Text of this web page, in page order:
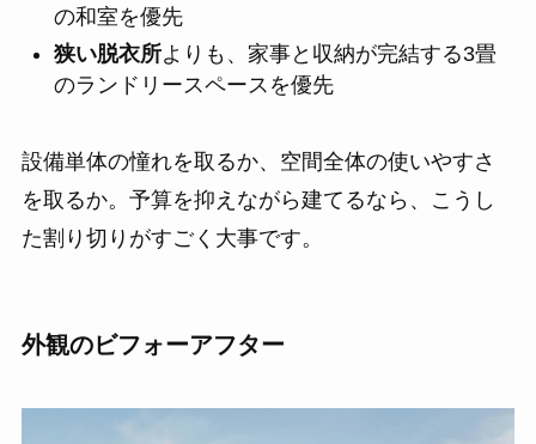
の和室を優先
狭い脱衣所よりも、家事と収納が完結する3畳
のランドリースペースを優先
設備単体の憧れを取るか、空間全体の使いやすさ
を取るか。予算を抑えながら建てるなら、こうし
た割り切りがすごく大事です。
外観のビフォーアフター